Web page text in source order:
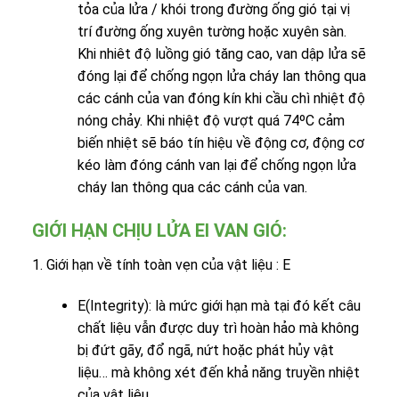
tỏa của lửa / khói trong đường ống gió tại vị
trí đường ống xuyên tường hoặc xuyên sàn.
Khi nhiêt độ luồng gió tăng cao, van dập lửa sẽ
đóng lại để chống ngọn lửa cháy lan thông qua
các cánh của van đóng kín khi cầu chì nhiệt độ
nóng chảy. Khi nhiệt độ vượt quá 74ºC cảm
biến nhiệt sẽ báo tín hiệu về động cơ, động cơ
kéo làm đóng cánh van lại để chống ngọn lửa
cháy lan thông qua các cánh của van.
GIỚI HẠN CHỊU LỬA EI VAN GIÓ:
1. Giới hạn về tính toàn vẹn của vật liệu : E
E(Integrity): là mức giới hạn mà tại đó kết câu
chất liệu vẫn được duy trì hoàn hảo mà không
bị đứt gãy, đổ ngã, nứt hoặc phát hủy vật
liệu… mà không xét đến khả năng truyền nhiệt